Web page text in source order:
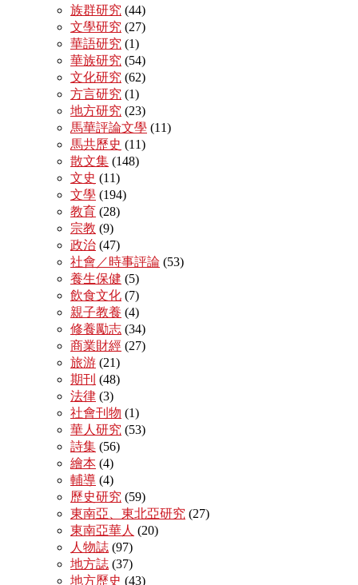
族群研究 (44)
文學研究 (27)
華語研究 (1)
華族研究 (54)
文化研究 (62)
方言研究 (1)
地方研究 (23)
馬華評論文學 (11)
馬共歷史 (11)
散文集 (148)
文史 (11)
文學 (194)
教育 (28)
宗教 (9)
政治 (47)
社會／時事評論 (53)
養生保健 (5)
飲食文化 (7)
親子教養 (4)
修養勵志 (34)
商業財經 (27)
旅游 (21)
期刊 (48)
法律 (3)
社會刊物 (1)
華人研究 (53)
詩集 (56)
繪本 (4)
輔導 (4)
歷史研究 (59)
東南亞、東北亞研究 (27)
東南亞華人 (20)
人物誌 (97)
地方誌 (37)
地方歷史 (43)